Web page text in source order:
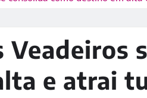
Veadeiros
e atrai